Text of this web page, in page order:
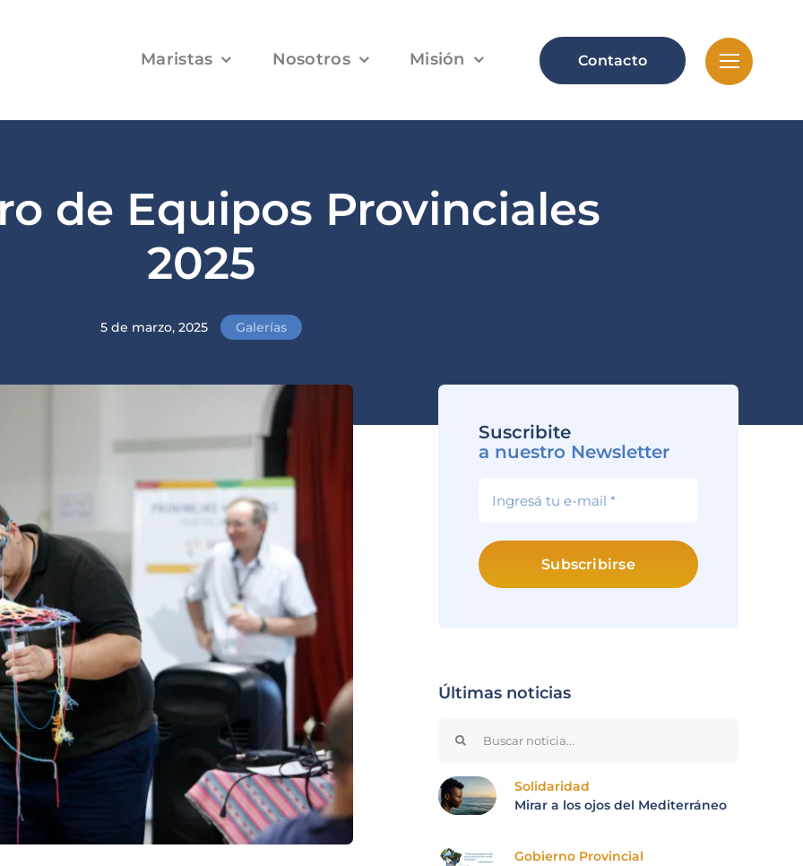
Maristas Nosotros Misión Contacto
de Equipos Provinciales
2025
5 de marzo, 2025 Galerías
Suscribite
a nuestro Newsletter
Subscribirse
Últimas noticias
Solidaridad
Mirar a los ojos del Mediterráneo
Gobierno Provincial